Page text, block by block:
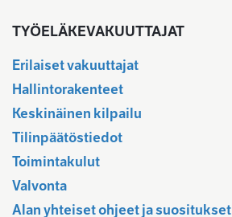
TYÖELÄKEVAKUUTTAJAT
Erilaiset vakuuttajat
Hallintorakenteet
Keskinäinen kilpailu
Tilinpäätöstiedot
Toimintakulut
Valvonta
Alan yhteiset ohjeet ja suositukset